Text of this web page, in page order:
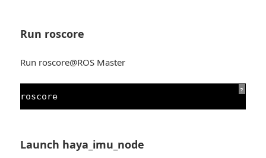
Run roscore
Run roscore@ROS Master
?
roscore
Launch haya_imu_node